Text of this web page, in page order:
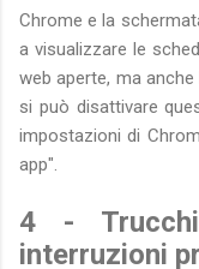
Chrome e la
a visualizzare le
web aperte, ma
si può disattivare
impostazioni di
app".
4 -
interruzioni